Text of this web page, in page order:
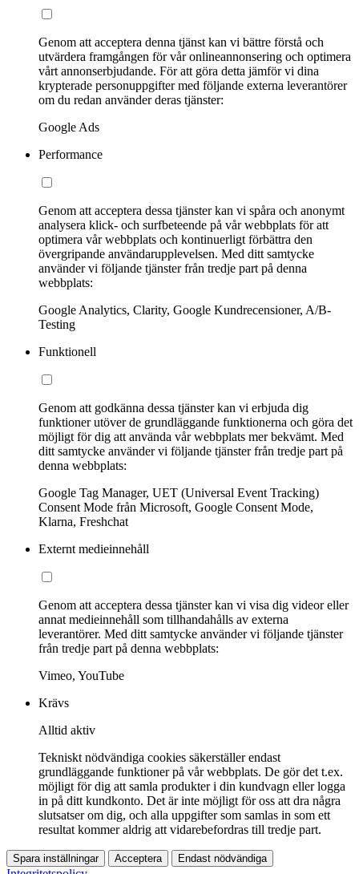
Genom att acceptera denna tjänst kan vi bättre förstå och
utvärdera framgången för vår onlineannonsering och optimera
vårt annonserbjudande. För att göra detta jämför vi dina
krypterade personuppgifter med följande externa leverantörer
om du redan använder deras tjänster:
Google Ads
Performance
Genom att acceptera dessa tjänster kan vi spåra och anonymt
analysera klick- och surfbeteende på vår webbplats för att
optimera vår webbplats och kontinuerligt förbättra den
övergripande användarupplevelsen. Med ditt samtycke
använder vi följande tjänster från tredje part på denna
webbplats:
Google Analytics, Clarity, Google Kundrecensioner, A/B-
Testing
Funktionell
Genom att godkänna dessa tjänster kan vi erbjuda dig
funktioner utöver de grundläggande funktionerna och göra det
möjligt för dig att använda vår webbplats mer bekvämt. Med
ditt samtycke använder vi följande tjänster från tredje part på
denna webbplats:
Google Tag Manager, UET (Universal Event Tracking)
Consent Mode från Microsoft, Google Consent Mode,
Klarna, Freshchat
Externt medieinnehåll
Genom att acceptera dessa tjänster kan vi visa dig videor eller
annat medieinnehåll som tillhandahålls av externa
leverantörer. Med ditt samtycke använder vi följande tjänster
från tredje part på denna webbplats:
Vimeo, YouTube
Krävs
Alltid aktiv
Tekniskt nödvändiga cookies säkerställer endast
grundläggande funktioner på vår webbplats. De gör det t.ex.
möjligt för dig att samla produkter i din kundvagn eller logga
in på ditt kundkonto. Det är inte möjligt för oss att dra några
slutsatser om dig, och alla uppgifter som samlas in som ett
resultat kommer aldrig att vidarebefordras till tredje part.
Spara inställningar Acceptera Endast nödvändiga